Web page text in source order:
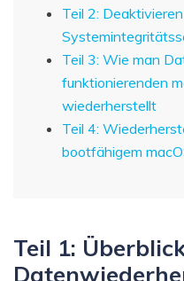
Teil 2:
Teil 3: Wie man
funktionierenden
wiederherstellt
Teil 4:
bootfähigem
Teil 1: